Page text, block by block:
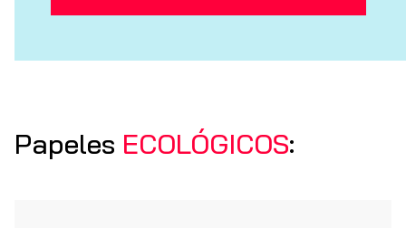
Papeles ECOLÓGICOS: